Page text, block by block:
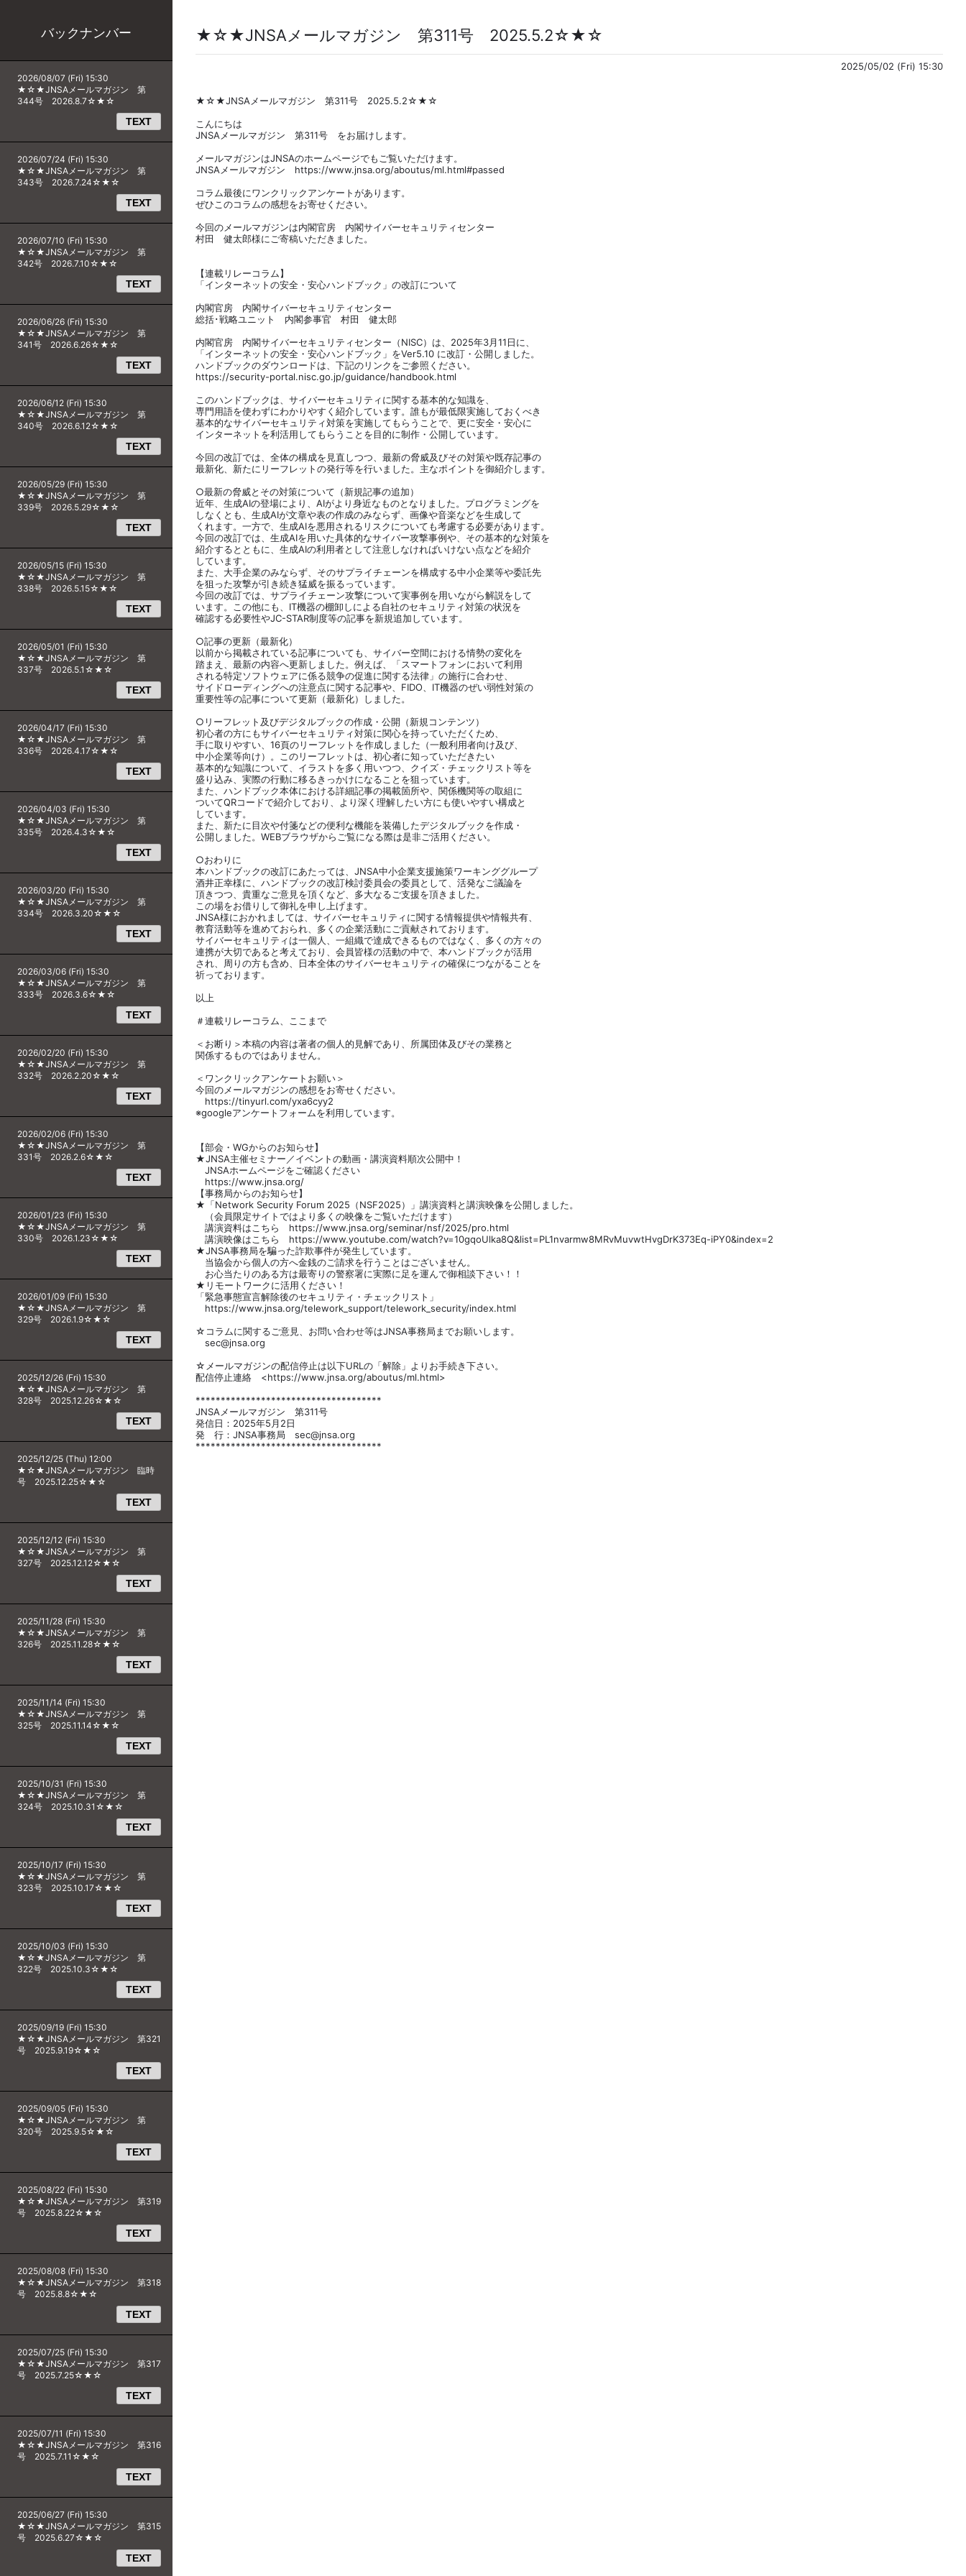
バックナンバー
2026/08/07 (Fri) 15:30
★☆★JNSAメールマガジン 第
344号 2026.8.7☆★☆
TEXT
2026/07/24 (Fri) 15:30
★☆★JNSAメールマガジン 第
343号 2026.7.24☆★☆
TEXT
2026/07/10 (Fri) 15:30
★☆★JNSAメールマガジン 第
342号 2026.7.10☆★☆
TEXT
2026/06/26 (Fri) 15:30
★☆★JNSAメールマガジン 第
341号 2026.6.26☆★☆
TEXT
2026/06/12 (Fri) 15:30
★☆★JNSAメールマガジン 第
340号 2026.6.12☆★☆
TEXT
2026/05/29 (Fri) 15:30
★☆★JNSAメールマガジン 第
339号 2026.5.29☆★☆
TEXT
2026/05/15 (Fri) 15:30
★☆★JNSAメールマガジン 第
338号 2026.5.15☆★☆
TEXT
2026/05/01 (Fri) 15:30
★☆★JNSAメールマガジン 第
337号 2026.5.1☆★☆
TEXT
2026/04/17 (Fri) 15:30
★☆★JNSAメールマガジン 第
336号 2026.4.17☆★☆
TEXT
2026/04/03 (Fri) 15:30
★☆★JNSAメールマガジン 第
335号 2026.4.3☆★☆
TEXT
2026/03/20 (Fri) 15:30
★☆★JNSAメールマガジン 第
334号 2026.3.20☆★☆
TEXT
2026/03/06 (Fri) 15:30
★☆★JNSAメールマガジン 第
333号 2026.3.6☆★☆
TEXT
2026/02/20 (Fri) 15:30
★☆★JNSAメールマガジン 第
332号 2026.2.20☆★☆
TEXT
2026/02/06 (Fri) 15:30
★☆★JNSAメールマガジン 第
331号 2026.2.6☆★☆
TEXT
2026/01/23 (Fri) 15:30
★☆★JNSAメールマガジン 第
330号 2026.1.23☆★☆
TEXT
2026/01/09 (Fri) 15:30
★☆★JNSAメールマガジン 第
329号 2026.1.9☆★☆
TEXT
2025/12/26 (Fri) 15:30
★☆★JNSAメールマガジン 第
328号 2025.12.26☆★☆
TEXT
2025/12/25 (Thu) 12:00
★☆★JNSAメールマガジン 臨時
号 2025.12.25☆★☆
TEXT
2025/12/12 (Fri) 15:30
★☆★JNSAメールマガジン 第
327号 2025.12.12☆★☆
TEXT
2025/11/28 (Fri) 15:30
★☆★JNSAメールマガジン 第
326号 2025.11.28☆★☆
TEXT
2025/11/14 (Fri) 15:30
★☆★JNSAメールマガジン 第
325号 2025.11.14☆★☆
TEXT
2025/10/31 (Fri) 15:30
★☆★JNSAメールマガジン 第
324号 2025.10.31☆★☆
TEXT
2025/10/17 (Fri) 15:30
★☆★JNSAメールマガジン 第
323号 2025.10.17☆★☆
TEXT
2025/10/03 (Fri) 15:30
★☆★JNSAメールマガジン 第
322号 2025.10.3☆★☆
TEXT
2025/09/19 (Fri) 15:30
★☆★JNSAメールマガジン 第321
号 2025.9.19☆★☆
TEXT
2025/09/05 (Fri) 15:30
★☆★JNSAメールマガジン 第
320号 2025.9.5☆★☆
TEXT
2025/08/22 (Fri) 15:30
★☆★JNSAメールマガジン 第319
号 2025.8.22☆★☆
TEXT
2025/08/08 (Fri) 15:30
★☆★JNSAメールマガジン 第318
号 2025.8.8☆★☆
TEXT
2025/07/25 (Fri) 15:30
★☆★JNSAメールマガジン 第317
号 2025.7.25☆★☆
TEXT
2025/07/11 (Fri) 15:30
★☆★JNSAメールマガジン 第316
号 2025.7.11☆★☆
TEXT
2025/06/27 (Fri) 15:30
★☆★JNSAメールマガジン 第315
号 2025.6.27☆★☆
TEXT
★☆★JNSAメールマガジン 第311号 2025.5.2☆★☆
2025/05/02 (Fri) 15:30
★☆★JNSAメールマガジン 第311号 2025.5.2☆★☆
こんにちは
JNSAメールマガジン 第311号 をお届けします。
メールマガジンはJNSAのホームページでもご覧いただけます。
JNSAメールマガジン https://www.jnsa.org/aboutus/ml.html#passed
コラム最後にワンクリックアンケートがあります。
ぜひこのコラムの感想をお寄せください。
今回のメールマガジンは内閣官房 内閣サイバーセキュリティセンター
村田 健太郎様にご寄稿いただきました。
【連載リレーコラム】
「インターネットの安全・安心ハンドブック」の改訂について
内閣官房 内閣サイバーセキュリティセンター
総括･戦略ユニット 内閣参事官 村田 健太郎
内閣官房 内閣サイバーセキュリティセンター（NISC）は、2025年3月11日に、
「インターネットの安全・安心ハンドブック」をVer5.10 に改訂・公開しました。
ハンドブックのダウンロードは、下記のリンクをご参照ください。
https://security-portal.nisc.go.jp/guidance/handbook.html
このハンドブックは、サイバーセキュリティに関する基本的な知識を、
専門用語を使わずにわかりやすく紹介しています。誰もが最低限実施しておくべき
基本的なサイバーセキュリティ対策を実施してもらうことで、更に安全・安心に
インターネットを利活用してもらうことを目的に制作・公開しています。
今回の改訂では、全体の構成を見直しつつ、最新の脅威及びその対策や既存記事の
最新化、新たにリーフレットの発行等を行いました。主なポイントを御紹介します。
○最新の脅威とその対策について（新規記事の追加）
近年、生成AIの登場により、AIがより身近なものとなりました。プログラミングを
しなくとも、生成AIが文章や表の作成のみならず、画像や音楽などを生成して
くれます。一方で、生成AIを悪用されるリスクについても考慮する必要があります。
今回の改訂では、生成AIを用いた具体的なサイバー攻撃事例や、その基本的な対策を
紹介するとともに、生成AIの利用者として注意しなければいけない点などを紹介
しています。
また、大手企業のみならず、そのサプライチェーンを構成する中小企業等や委託先
を狙った攻撃が引き続き猛威を振るっています。
今回の改訂では、サプライチェーン攻撃について実事例を用いながら解説をして
います。この他にも、IT機器の棚卸しによる自社のセキュリティ対策の状況を
確認する必要性やJC-STAR制度等の記事を新規追加しています。
○記事の更新（最新化）
以前から掲載されている記事についても、サイバー空間における情勢の変化を
踏まえ、最新の内容へ更新しました。例えば、「スマートフォンにおいて利用
される特定ソフトウェアに係る競争の促進に関する法律」の施行に合わせ、
サイドローディングへの注意点に関する記事や、FIDO、IT機器のぜい弱性対策の
重要性等の記事について更新（最新化）しました。
○リーフレット及びデジタルブックの作成・公開（新規コンテンツ）
初心者の方にもサイバーセキュリティ対策に関心を持っていただくため、
手に取りやすい、16頁のリーフレットを作成しました（一般利用者向け及び、
中小企業等向け）。このリーフレットは、初心者に知っていただきたい
基本的な知識について、イラストを多く用いつつ、クイズ・チェックリスト等を
盛り込み、実際の行動に移るきっかけになることを狙っています。
また、ハンドブック本体における詳細記事の掲載箇所や、関係機関等の取組に
ついてQRコードで紹介しており、より深く理解したい方にも使いやすい構成と
しています。
また、新たに目次や付箋などの便利な機能を装備したデジタルブックを作成・
公開しました。WEBブラウザからご覧になる際は是非ご活用ください。
○おわりに
本ハンドブックの改訂にあたっては、JNSA中小企業支援施策ワーキンググループ
酒井正幸様に、ハンドブックの改訂検討委員会の委員として、活発なご議論を
頂きつつ、貴重なご意見を頂くなど、多大なるご支援を頂きました。
この場をお借りして御礼を申し上げます。
JNSA様におかれましては、サイバーセキュリティに関する情報提供や情報共有、
教育活動等を進めておられ、多くの企業活動にご貢献されております。
サイバーセキュリティは一個人、一組織で達成できるものではなく、多くの方々の
連携が大切であると考えており、会員皆様の活動の中で、本ハンドブックが活用
され、周りの方も含め、日本全体のサイバーセキュリティの確保につながることを
祈っております。
以上
＃連載リレーコラム、ここまで
＜お断り＞本稿の内容は著者の個人的見解であり、所属団体及びその業務と
関係するものではありません。
＜ワンクリックアンケートお願い＞
今回のメールマガジンの感想をお寄せください。
https://tinyurl.com/yxa6cyy2
※googleアンケートフォームを利用しています。
【部会・WGからのお知らせ】
★JNSA主催セミナー／イベントの動画・講演資料順次公開中！
JNSAホームページをご確認ください
https://www.jnsa.org/
【事務局からのお知らせ】
★「Network Security Forum 2025（NSF2025）」講演資料と講演映像を公開しました。
（会員限定サイトではより多くの映像をご覧いただけます）
講演資料はこちら https://www.jnsa.org/seminar/nsf/2025/pro.html
講演映像はこちら https://www.youtube.com/watch?v=10gqoUlka8Q&list=PL1nvarmw8MRvMuvwtHvgDrK373Eq-iPY0&index=2
★JNSA事務局を騙った詐欺事件が発生しています。
当協会から個人の方へ金銭のご請求を行うことはございません。
お心当たりのある方は最寄りの警察署に実際に足を運んで御相談下さい！！
★リモートワークに活用ください！
「緊急事態宣言解除後のセキュリティ・チェックリスト」
https://www.jnsa.org/telework_support/telework_security/index.html
☆コラムに関するご意見、お問い合わせ等はJNSA事務局までお願いします。
sec@jnsa.org
☆メールマガジンの配信停止は以下URLの「解除」よりお手続き下さい。
配信停止連絡 <https://www.jnsa.org/aboutus/ml.html>
*************************************
JNSAメールマガジン 第311号
発信日：2025年5月2日
発 行：JNSA事務局 sec@jnsa.org
*************************************